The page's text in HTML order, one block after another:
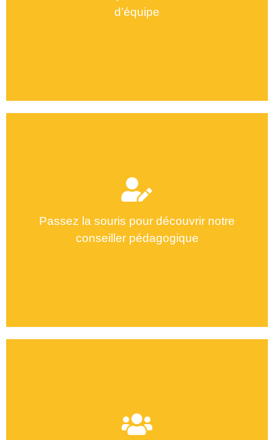
d’équipe
Passez la souris pour découvrir notre
conseiller pédagogique
Mongi Fathallah